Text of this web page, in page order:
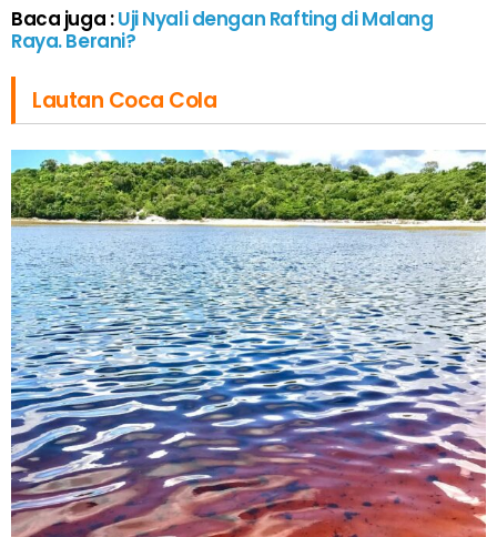
Baca juga :Uji Nyali dengan Rafting di Malang
Raya. Berani?
Lautan Coca Cola